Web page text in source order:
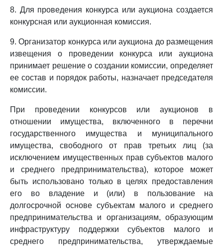
8. Для проведения конкурса или аукциона создается
конкурсная или аукционная комиссия.
9. Организатор конкурса или аукциона до размещения
извещения о проведении конкурса или аукциона
принимает решение о создании комиссии, определяет
ее состав и порядок работы, назначает председателя
комиссии.
При проведении конкурсов или аукционов в
отношении имущества, включенного в перечни
государственного имущества и муниципального
имущества, свободного от прав третьих лиц (за
исключением имущественных прав субъектов малого
и среднего предпринимательства), которое может
быть использовано только в целях предоставления
его во владение и (или) в пользование на
долгосрочной основе субъектам малого и среднего
предпринимательства и организациям, образующим
инфраструктуру поддержки субъектов малого и
среднего предпринимательства, утверждаемые